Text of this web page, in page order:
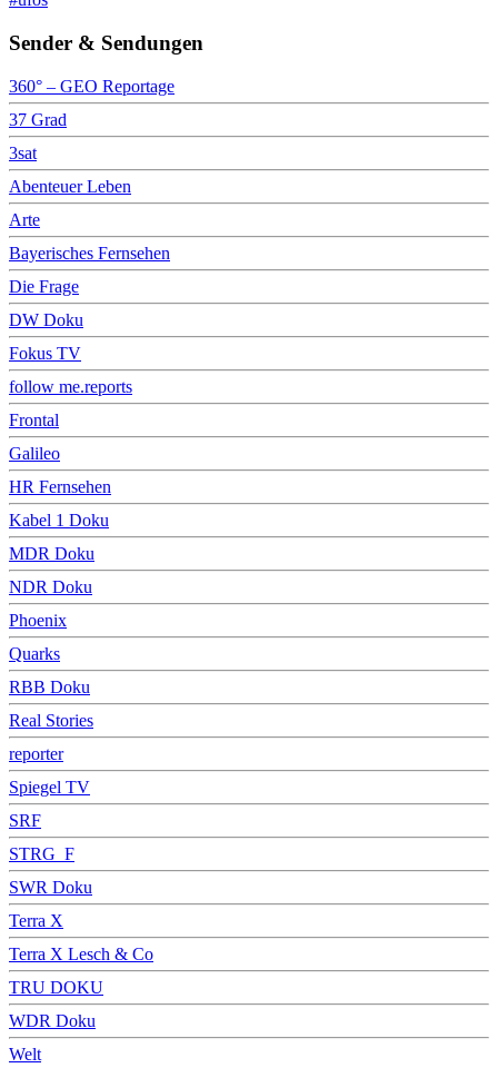
Sender & Sendungen
360° – GEO Reportage
37 Grad
3sat
Abenteuer Leben
Arte
Bayerisches Fernsehen
Die Frage
DW Doku
Fokus TV
follow me.reports
Frontal
Galileo
HR Fernsehen
Kabel 1 Doku
MDR Doku
NDR Doku
Phoenix
Quarks
RBB Doku
Real Stories
reporter
Spiegel TV
SRF
STRG_F
SWR Doku
Terra X
Terra X Lesch & Co
TRU DOKU
WDR Doku
Welt